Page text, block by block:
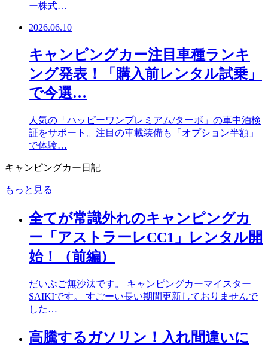
ー株式…
2026.06.10
キャンピングカー注目車種ランキ
ング発表！「購入前レンタル試乗」
で今選…
人気の「ハッピーワンプレミアム/ターボ」の車中泊検
証をサポート。注目の車載装備も「オプション半額」
で体験…
キャンピングカー日記
もっと見る
全てが常識外れのキャンピングカ
ー「アストラーレCC1」レンタル開
始！（前編）
だいぶご無沙汰です。 キャンピングカーマイスター
SAIKIです。 すごーい長い期間更新しておりませんで
した…
高騰するガソリン！入れ間違いに